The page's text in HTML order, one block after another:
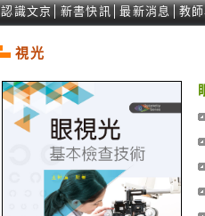
認識文京 新書快訊 │最新消息 教
視光